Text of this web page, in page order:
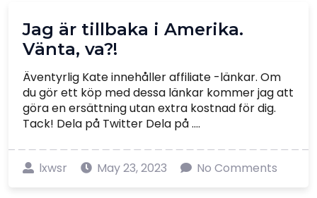
Jag är tillbaka i Amerika.
Vänta, va?!
Äventyrlig Kate innehåller affiliate -länkar. Om
du gör ett köp med dessa länkar kommer jag att
göra en ersättning utan extra kostnad för dig.
Tack! Dela på Twitter Dela på ....
lxwsr May 23, 2023 No Comments